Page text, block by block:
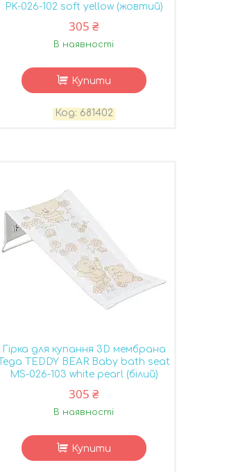
PK-026-102 soft yellow (жовтий)
305 ₴
В наявності
Купити
681402
Гірка для купання 3D мембрана
Tega TEDDY BEAR Baby bath seat
MS-026-103 white pearl (білий)
305 ₴
В наявності
Купити